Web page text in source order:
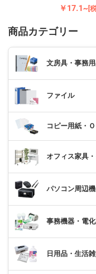
￥17.1~[
商品カテゴリー
文房具・事務
ファイル
コピー用紙・
オフィス家具
パソコン周辺
事務機器・電
日用品・生活